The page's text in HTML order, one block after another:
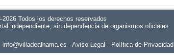
Todos los derechos reservados
independiente, sin dependencia de organismos oficiales
info@villadealhama.es Aviso Legal Política de Privacidad